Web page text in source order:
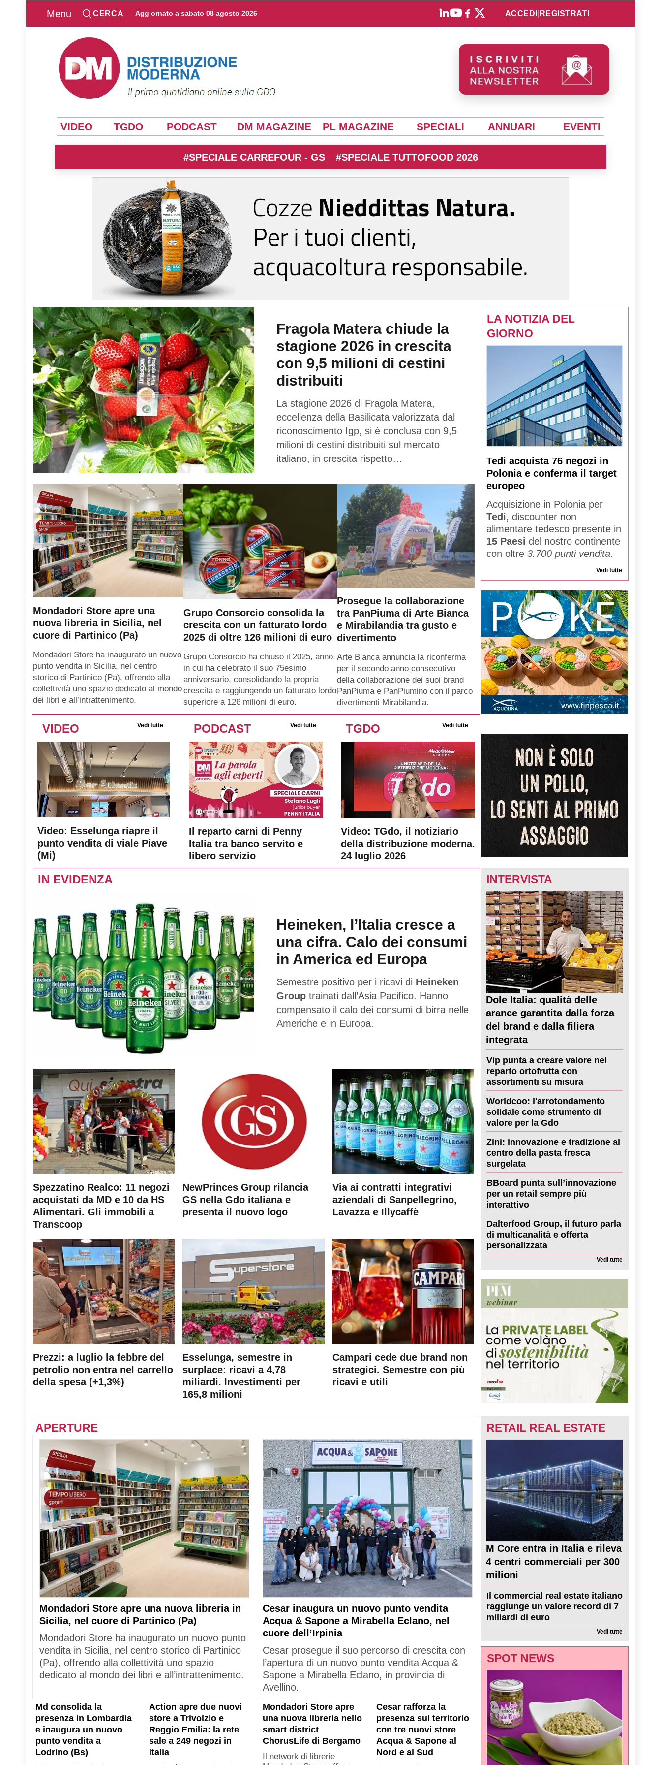
Menu CERCA Aggiornato a sabato 08 agosto 2026 ACCEDI REGISTRATI
VIDEO TGDO PODCAST DM MAGAZINE PL MAGAZINE SPECIALI ANNUARI EVENTI
#SPECIALE CARREFOUR - GS #SPECIALE TUTTOFOOD 2026
Fragola Matera chiude la
stagione 2026 in crescita
con 9,5 milioni di cestini
distribuiti
La stagione 2026 di Fragola Matera,
eccellenza della Basilicata valorizzata dal
riconoscimento Igp, si è conclusa con 9,5
milioni di cestini distribuiti sul mercato
italiano, in crescita rispetto…
Mondadori Store apre una
nuova libreria in Sicilia, nel
cuore di Partinico (Pa)
Mondadori Store ha inaugurato un nuovo
punto vendita in Sicilia, nel centro
storico di Partinico (Pa), offrendo alla
collettività uno spazio dedicato al mondo
dei libri e all’intrattenimento.
Grupo Consorcio consolida la
crescita con un fatturato lordo
2025 di oltre 126 milioni di euro
Grupo Consorcio ha chiuso il 2025, anno
in cui ha celebrato il suo 75esimo
anniversario, consolidando la propria
crescita e raggiungendo un fatturato lordo
superiore a 126 milioni di euro.
Prosegue la collaborazione
tra PanPiuma di Arte Bianca
e Mirabilandia tra gusto e
divertimento
Arte Bianca annuncia la riconferma
per il secondo anno consecutivo
della collaborazione dei suoi brand
PanPiuma e PanPiumino con il parco
divertimenti Mirabilandia.
LA NOTIZIA DEL
GIORNO
Tedi acquista 76 negozi in
Polonia e conferma il target
europeo
Acquisizione in Polonia per
Tedi, discounter non
alimentare tedesco presente in
15 Paesi del nostro continente
con oltre 3.700 punti vendita.
Vedi tutte
VIDEO Vedi tutte
Video: Esselunga riapre il
punto vendita di viale Piave
(Mi)
PODCAST Vedi tutte
Il reparto carni di Penny
Italia tra banco servito e
libero servizio
TGDO Vedi tutte
Video: TGdo, il notiziario
della distribuzione moderna.
24 luglio 2026
IN EVIDENZA
Heineken, l’Italia cresce a
una cifra. Calo dei consumi
in America ed Europa
Semestre positivo per i ricavi di Heineken
Group trainati dall’Asia Pacifico. Hanno
compensato il calo dei consumi di birra nelle
Americhe e in Europa.
Spezzatino Realco: 11 negozi
acquistati da MD e 10 da HS
Alimentari. Gli immobili a
Transcoop
NewPrinces Group rilancia
GS nella Gdo italiana e
presenta il nuovo logo
Via ai contratti integrativi
aziendali di Sanpellegrino,
Lavazza e Illycaffè
Prezzi: a luglio la febbre del
petrolio non entra nel carrello
della spesa (+1,3%)
Esselunga, semestre in
surplace: ricavi a 4,78
miliardi. Investimenti per
165,8 milioni
Campari cede due brand non
strategici. Semestre con più
ricavi e utili
INTERVISTA
Dole Italia: qualità delle
arance garantita dalla forza
del brand e dalla filiera
integrata
Vip punta a creare valore nel
reparto ortofrutta con
assortimenti su misura
Worldcoo: l'arrotondamento
solidale come strumento di
valore per la Gdo
Zini: innovazione e tradizione al
centro della pasta fresca
surgelata
BBoard punta sull’innovazione
per un retail sempre più
interattivo
Dalterfood Group, il futuro parla
di multicanalità e offerta
personalizzata
Vedi tutte
APERTURE
Mondadori Store apre una nuova libreria in
Sicilia, nel cuore di Partinico (Pa)
Mondadori Store ha inaugurato un nuovo punto
vendita in Sicilia, nel centro storico di Partinico
(Pa), offrendo alla collettività uno spazio
dedicato al mondo dei libri e all’intrattenimento.
Cesar inaugura un nuovo punto vendita
Acqua & Sapone a Mirabella Eclano, nel
cuore dell’Irpinia
Cesar prosegue il suo percorso di crescita con
l’apertura di un nuovo punto vendita Acqua &
Sapone a Mirabella Eclano, in provincia di
Avellino.
Md consolida la
presenza in Lombardia
e inaugura un nuovo
punto vendita a
Lodrino (Bs)
Action apre due nuovi
store a Trivolzio e
Reggio Emilia: la rete
sale a 249 negozi in
Italia
Mondadori Store apre
una nuova libreria nello
smart district
ChorusLife di Bergamo
Il network di librerie
Cesar rafforza la
presenza sul territorio
con tre nuovi store
Acqua & Sapone al
Nord e al Sud
RETAIL REAL ESTATE
M Core entra in Italia e rileva
4 centri commerciali per 300
milioni
Il commercial real estate italiano
raggiunge un valore record di 7
miliardi di euro
Vedi tutte
SPOT NEWS